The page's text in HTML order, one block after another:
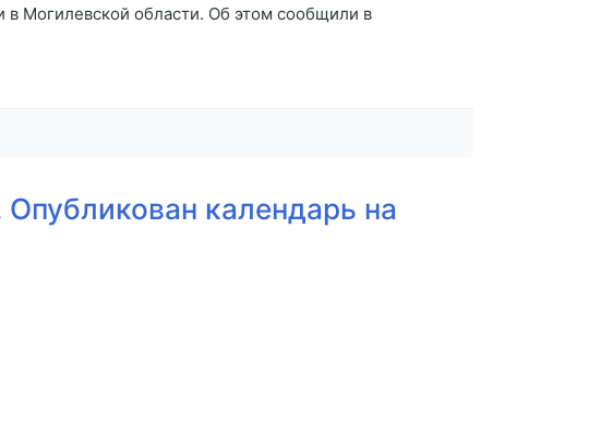
Могилевской области. Об этом сообщили в
календарь на